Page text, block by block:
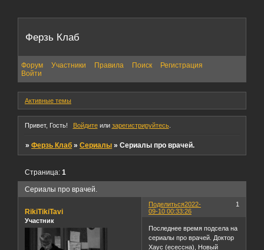
Ферзь Клаб
Форум Участники Правила Поиск
Регистрация
Войти
Активные темы
Привет, Гость! Войдитеили зарегистрируйтесь.
»Ферзь Клаб »Сериалы »Сериалы про врачей.
Сериалы про врачей.
Страница:1
Поделиться 1
2022-
09-10 00:33:26
RikiTikiTavi
Участник
Последнее время подсела на
сериалы про врачей. Доктор
Хаус (есессна), Новый